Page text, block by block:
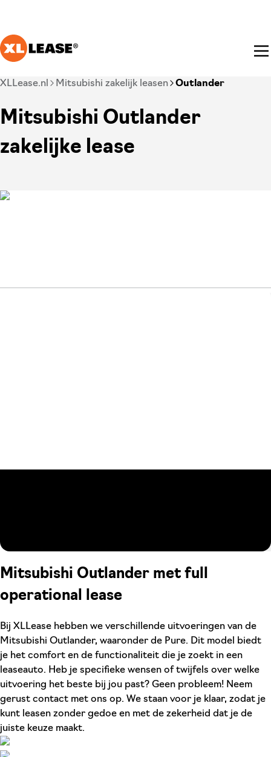
Je bent nu voorbij het hoofdmenu
XLLease.nl Mitsubishi zakelijk leasen Outlander
Mitsubishi Outlander
zakelijke lease
Mitsubishi Outlander met full
operational lease
Bij XLLease hebben we verschillende uitvoeringen van de
Mitsubishi Outlander, waaronder de Pure. Dit model biedt
je het comfort en de functionaliteit die je zoekt in een
leaseauto. Heb je specifieke wensen of twijfels over welke
uitvoering het beste bij jou past? Geen probleem! Neem
gerust contact met ons op. We staan voor je klaar, zodat je
kunt leasen zonder gedoe en met de zekerheid dat je de
juiste keuze maakt.